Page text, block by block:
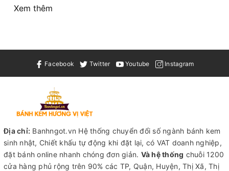
Xem thêm
Facebook Twitter Youtube Instagram
Địa chỉ: Banhngot.vn Hệ thống chuyển đổi số ngành bánh kem
sinh nhật, Chiết khấu tự động khi đặt lại, có VAT doanh nghiệp,
đặt bánh online nhanh chóng đơn giản. Và hệ thống chuỗi 1200
cửa hàng phủ rộng trên 90% các TP, Quận, Huyện, Thị Xã, Thị